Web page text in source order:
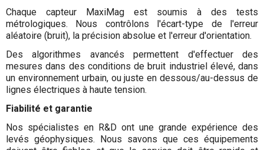
Chaque capteur MaxiMag est soumis à des tests
métrologiques. Nous contrôlons l'écart-type de l'erreur
aléatoire (bruit), la précision absolue et l'erreur d'orientation.
Des algorithmes avancés permettent d'effectuer des
mesures dans des conditions de bruit industriel élevé, dans
un environnement urbain, ou juste en dessous/au-dessus de
lignes électriques à haute tension.
Fiabilité et garantie
Nos spécialistes en R&D ont une grande expérience des
levés géophysiques. Nous savons que ces équipements